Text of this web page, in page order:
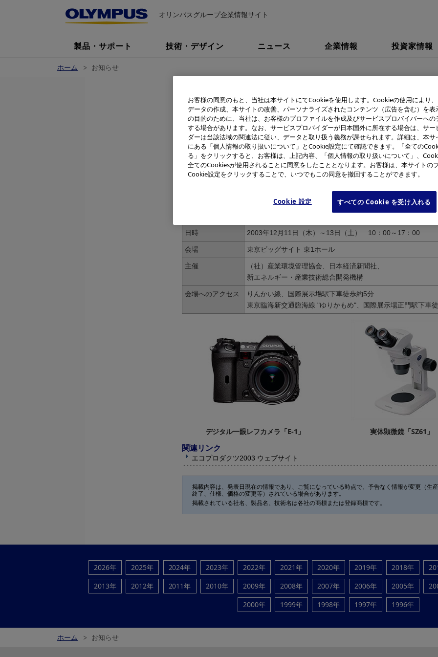
オリンパスグループ企業情報サイト
製品・サポート 技術・デザイン ニュース 企業情報 投資家情報
ホーム お知らせ
エコプロダクツ2003出展のお知らせ
オリンパスは、12月に東京ビッグサイトで開かれるエコプロダクツ2003に初めて
す。
エコプロダクツ2003とは、12万人の来場者が見込まれる国内最大級の環境総合展
ースではレンズ交換式デジタル一眼レフカメラ「E-1」や実体顕微鏡「SZ61」など
の身近なものの観察や宝石探しゲームなど、子供たちに「科学する心」の場を提供
日時
2003年12月11日（木）～13日（土） 10：00～17：00
会場 東京ビッグサイト 東1ホール
主催
（社）産業環境管理協会、日本経済新聞社、
新エネルギー・産業技術総合開発機構
会場へのアクセス
りんかい線、国際展示場駅下車徒歩約5分
東京臨海新交通臨海線 "ゆりかもめ"、国際展示場正門駅下車
デジタル一眼レフカメラ「E-1」 実体顕微鏡「SZ61」
関連リンク
エコプロダクツ2003 ウェブサイト
掲載内容は、発表日現在の情報であり、ご覧になっている時点で、予告なく情報が変更（生
終了、仕様、価格の変更等）されている場合があります。
掲載されている社名、製品名、技術名は各社の商標または登録商標です。
2026年 2025年 2024年 2023年 2022年 2021年 2020年 2019年 2018年
2013年
2012年 2011年 2010年 2009年 2008年 2007年 2006年 2005年
2000年
1999年 1998年 1997年 1996年
ホーム お知らせ
お客様の同意のもと、当社は本サイトにてCookieを使用します。Cookieの使用により
データの作成、本サイトの改善、パーソナライズされたコンテンツ（広告を含む）を表
の目的のために、当社は、お客様のプロファイルを作成及びサービスプロバイバーへの
する場合があります。なお、サービスプロバイダーが日本国外に所在する場合は、サー
ダーは当該法域の関連法に従い、データと取り扱う義務が課せられます。詳細は、本サ
にある「個人情報の取り扱いについて」とCookie設定にて確認できます。「全ての
る」をクリックすると、お客様は、上記内容、「個人情報の取り扱いについて」、
全てのCookiesが使用されることに同意をしたこととなります。お客様は、本サイトの
Cookie設定をクリックすることで、いつでもこの同意を撤回することができます。
Cookie 設定 すべての Cookie を受け入れる